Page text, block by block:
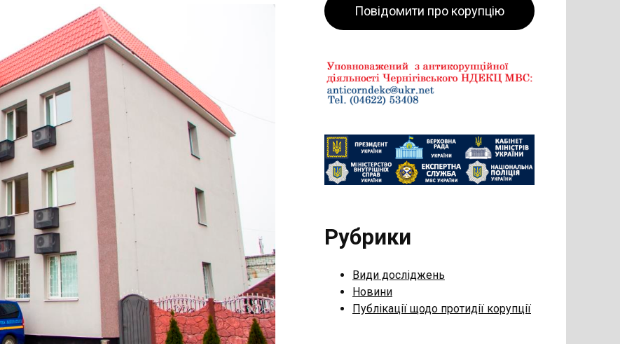
Повідомити про корупцію
Рубрики
Види досліджень
Новини
Публікації щодо протидії корупції